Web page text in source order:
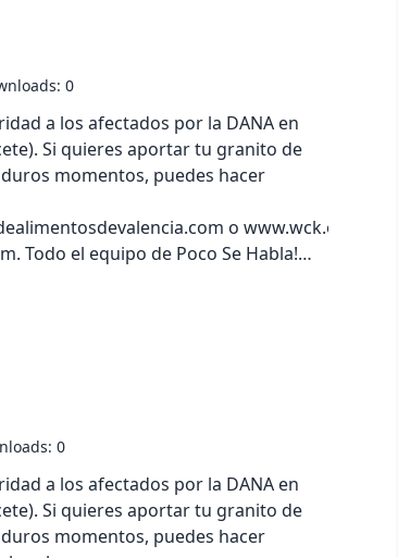
mano o los que vienen de
Friday, que se celebrará del 15 al
en la tasación de tus muebles.
bote que sortearemos al final de
0
a los afectados por la DANA en
Si quieres aportar tu granito de
momentos, puedes hacer
o www.wck.org y
Todo el equipo de Poco Se Habla!
a pesar de las circunstancias,
Esperamos que
¿Has dicho “tu camiseta me
en los oscuros rincones del
Arturo Valls todo puede pasar! Esto
su próximo proyecto, contado
chiste, no lo vimos venir. ¿Quizás
“IKEA, IKEA, LA RESPUESTA
cómo IKEA recompra los muebles
0
a los afectados por la DANA en
Si quieres aportar tu granito de
momentos, puedes hacer